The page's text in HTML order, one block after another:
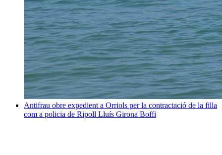
Antifrau obre expedient a Orriols per la contractació de la filla
com a policia de Ripoll Lluís Girona Boffi